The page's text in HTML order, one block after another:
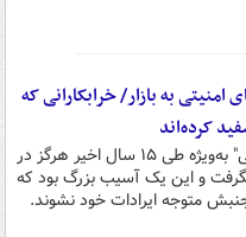
امنیتی به بازار/ خرابکارانی که
کرده‌اند
"جنبش دانشجویی" به‌ویژه طی ۱۵ سال اخیر هرگز در
و این یک آسیب بزرگ بود که
متوجه ایرادات خود نشوند.